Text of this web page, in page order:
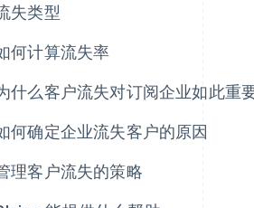
失类型
何计算流失率
什么客户流失对订阅企业如此重
何确定企业流失客户的原因
理客户流失的策略